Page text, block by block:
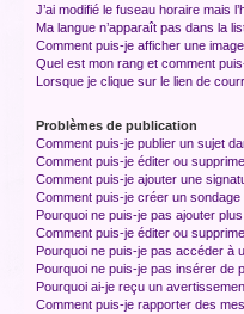
J’ai modifié le fuseau horaire mais
Ma langue n’apparaît pas dans la
Comment puis-je afficher une
Quel est mon rang et comment
Lorsque je clique sur le lien de
Problèmes de publication
Comment puis-je publier un sujet
Comment puis-je éditer ou
Comment puis-je ajouter une
Comment puis-je créer un sondage
Pourquoi ne puis-je pas ajouter
Comment puis-je éditer ou
Pourquoi ne puis-je pas accéder à
Pourquoi ne puis-je pas insérer de
Pourquoi ai-je reçu un
Comment puis-je rapporter des